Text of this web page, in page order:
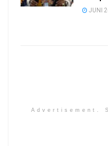
JUNI
Advertisement.